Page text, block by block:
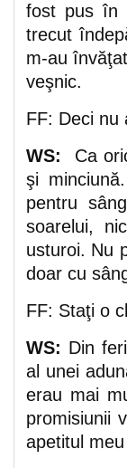
fost pus în
trecut
m-au
veşnic.
FF: Deci nu
WS: Ca
şi
pentru
soarelui,
usturoi. Nu
doar cu
FF: Staţi o
WS: Din
al unei
erau mai
promisiunii
apetitul